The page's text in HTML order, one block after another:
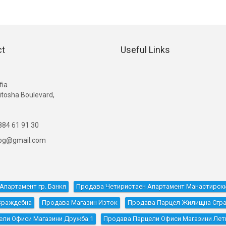
Boulevard,
61 91 30
Useful Links
гр. Банкя Продава Четиристаен Апартамент
Продава Магазин Изток Продава Парцел Жилищна
Офиси Магазини Дружба 1 Продава Парцели Офиси Магазини